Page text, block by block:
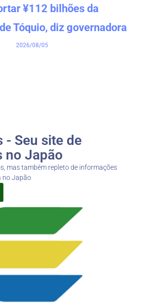
¥112 bilhões da
Tóquio, diz governadora
2026/08/05
- Seu site de
no Japão
mas também repleto de informações
no Japão